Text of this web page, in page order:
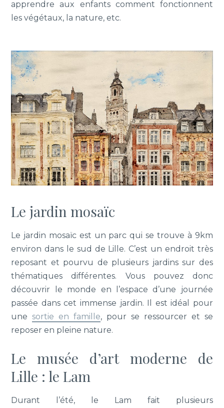
apprendre aux enfants comment fonctionnent
les végétaux, la nature, etc.
Le jardin mosaïc
Le jardin mosaïc est un parc qui se trouve à 9km
environ dans le sud de Lille. C’est un endroit très
reposant et pourvu de plusieurs jardins sur des
thématiques différentes. Vous pouvez donc
découvrir le monde en l’espace d’une journée
passée dans cet immense jardin. Il est idéal pour
unesortie en famille, pour se ressourcer et se
reposer en pleine nature.
Le musée d’art moderne de
Lille : le Lam
Durant l’été, le Lam fait plusieurs